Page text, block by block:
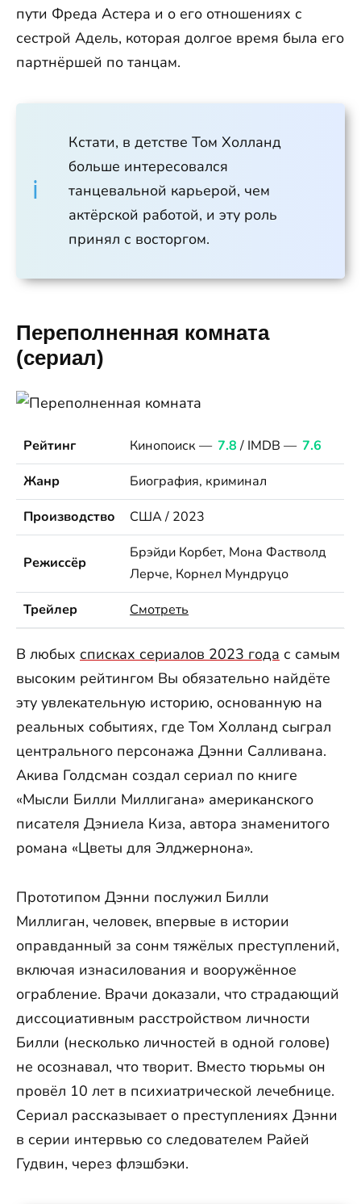
пути Фреда Астера и о его отношениях с
сестрой Адель, которая долгое время была его
партнёршей по танцам.
Кстати, в детстве Том Холланд
больше интересовался
танцевальной карьерой, чем
актёрской работой, и эту роль
принял с восторгом.
Переполненная комната
(сериал)
Рейтинг Кинопоиск — 7.8 / IMDB — 7.6
Жанр
Биография, криминал
Производство
США / 2023
Режиссёр
Брэйди Корбет, Мона Фастволд
Лерче, Корнел Мундруцо
Трейлер
Смотреть
В любых списках сериалов 2023 года с самым
высоким рейтингом Вы обязательно найдёте
эту увлекательную историю, основанную на
реальных событиях, где Том Холланд сыграл
центрального персонажа Дэнни Салливана.
Акива Голдсман создал сериал по книге
«Мысли Билли Миллигана» американского
писателя Дэниела Киза, автора знаменитого
романа «Цветы для Элджернона».
Прототипом Дэнни послужил Билли
Миллиган, человек, впервые в истории
оправданный за сонм тяжёлых преступлений,
включая изнасилования и вооружённое
ограбление. Врачи доказали, что страдающий
диссоциативным расстройством личности
Билли (несколько личностей в одной голове)
не осознавал, что творит. Вместо тюрьмы он
провёл 10 лет в психиатрической лечебнице.
Сериал рассказывает о преступлениях Дэнни
в серии интервью со следователем Райей
Гудвин, через флэшбэки.